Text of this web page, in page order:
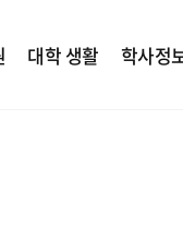
대학 생활 학사정